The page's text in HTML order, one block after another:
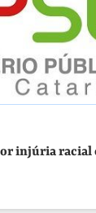
injúria racial